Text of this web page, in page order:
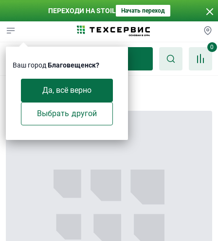
ПЕРЕХОДИ НА STOIL Начать переход
Ваш город Благовещенск?
Да, всё верно
Выбрать другой
0
Отверстие